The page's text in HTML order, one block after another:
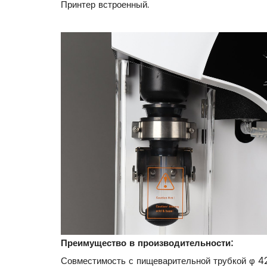
Принтер встроенный.
Преимущество в производительности:
Совместимость с пищеварительной трубкой φ